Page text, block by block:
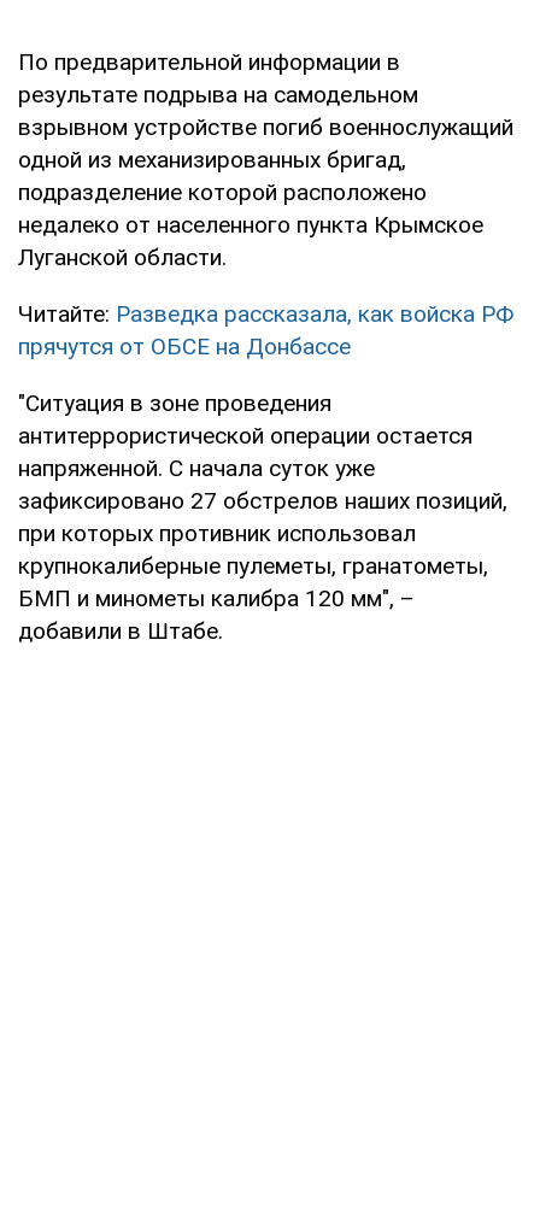
По предварительной информации в
результате подрыва на самодельном
взрывном устройстве погиб военнослужащий
одной из механизированных бригад,
подразделение которой расположено
недалеко от населенного пункта Крымское
Луганской области.
Читайте: Разведка рассказала, как войска РФ
прячутся от ОБСЕ на Донбассе
"Ситуация в зоне проведения
антитеррористической операции остается
напряженной. С начала суток уже
зафиксировано 27 обстрелов наших позиций,
при которых противник использовал
крупнокалиберные пулеметы, гранатометы,
БМП и минометы калибра 120 мм", –
добавили в Штабе.